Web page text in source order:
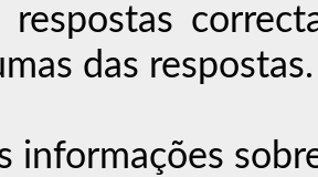
respostas
das respostas.
informações